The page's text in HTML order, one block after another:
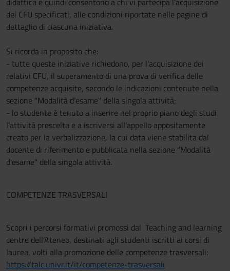
dei CFU specificati, alle condizioni riportate nelle pagine di
dettaglio di ciascuna iniziativa.
Si ricorda in proposito che:
- tutte queste iniziative richiedono, per l'acquisizione dei
relativi CFU, il superamento di una prova di verifica delle
competenze acquisite, secondo le indicazioni contenute nella
sezione "Modalità d'esame" della singola attività;
- lo studente è tenuto a inserire nel proprio piano degli studi
l'attività prescelta e a iscriversi all'appello appositamente
creato per la verbalizzazione, la cui data viene stabilita dal
docente di riferimento e pubblicata nella sezione "Modalità
d'esame" della singola attività.
COMPETENZE TRASVERSALI
Scopri i percorsi formativi promossi dal Teaching and learning
centre dell'Ateneo, destinati agli studenti iscritti ai corsi di
laurea, volti alla promozione delle competenze trasversali:
https://talc.univr.it/it/competenze-trasversali